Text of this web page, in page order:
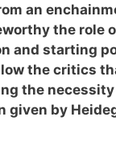
an
the role
and starting
the critics
the
given by